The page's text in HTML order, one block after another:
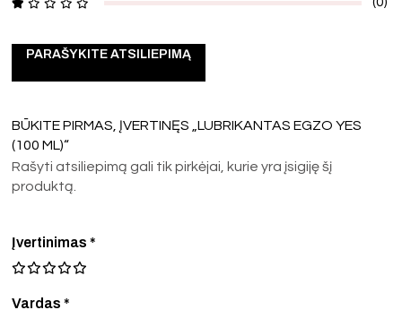
PARAŠYKITE ATSILIEPIMĄ
BŪKITE PIRMAS, ĮVERTINĘS „LUBRIKANTAS EGZO YES
(100 ML)“
Rašyti atsiliepimą gali tik pirkėjai, kurie yra įsigiję šį
produktą.
Vardas *
Įvertinimas*